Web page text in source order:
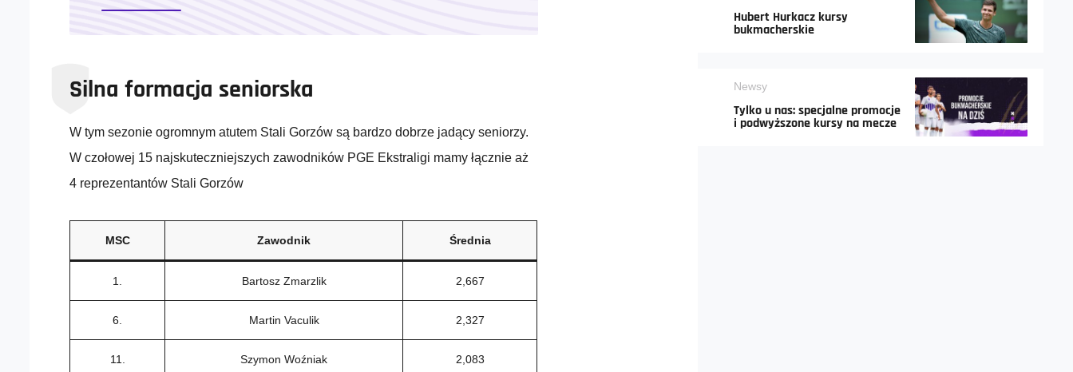
Silna formacja seniorska
W tym sezonie ogromnym atutem Stali Gorzów są bardzo dobrze jadący seniorzy.
W czołowej 15 najskuteczniejszych zawodników PGE Ekstraligi mamy łącznie aż
4 reprezentantów Stali Gorzów
MSC Zawodnik Średnia
1. Bartosz Zmarzlik 2,667
6. Martin Vaculik 2,327
11. Szymon Woźniak 2,083
Hubert Hurkacz kursy
bukmacherskie
Newsy
Tylko u nas: specjalne promocje
i podwyższone kursy na mecze